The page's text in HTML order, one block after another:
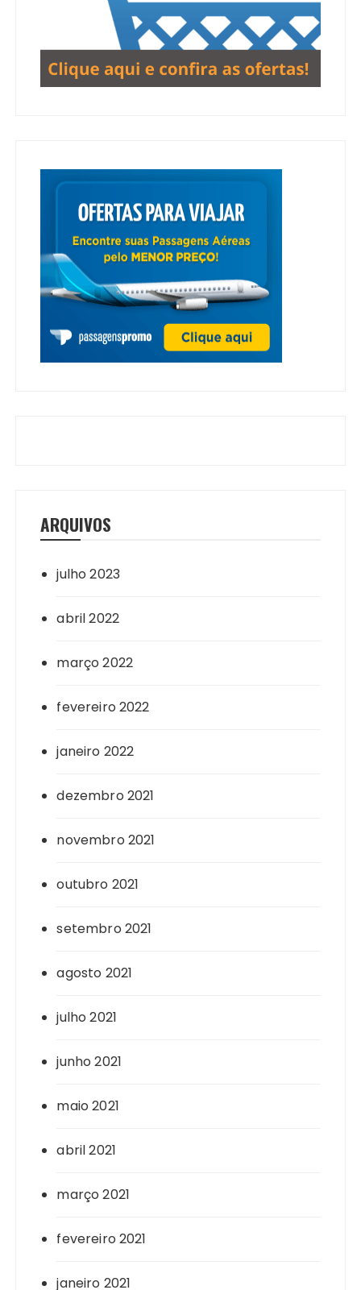
ARQUIVOS
julho 2023
abril 2022
março 2022
fevereiro 2022
janeiro 2022
dezembro 2021
novembro 2021
outubro 2021
setembro 2021
agosto 2021
julho 2021
junho 2021
maio 2021
abril 2021
março 2021
fevereiro 2021
janeiro 2021